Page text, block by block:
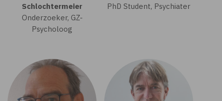
Schlochtermeier
Onderzoeker, GZ-
Psycholoog
PhD Student, Psychiater